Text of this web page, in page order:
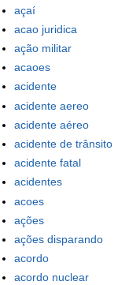
açaí
acao juridica
ação militar
acaoes
acidente
acidente aereo
acidente aéreo
acidente de trânsito
acidente fatal
acidentes
acoes
ações
ações disparando
acordo
acordo nuclear